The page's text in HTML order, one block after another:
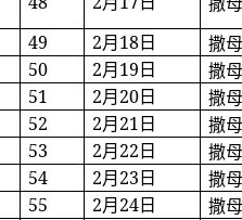
49
2月18日
撒
50
2月19日
撒
51
2月20日
撒
52
2月21日
撒
53
2月22日
撒
54
2月23日
撒
55
2月24日
撒